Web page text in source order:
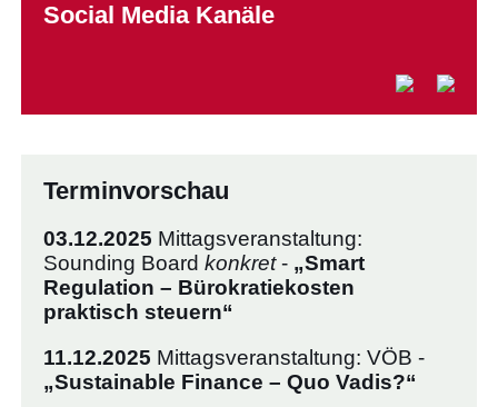
Social Media Kanäle
Terminvorschau
03.12.2025 Mittagsveranstaltung:
Sounding Board konkret- „Smart
Regulation – Bürokratiekosten
praktisch steuern“
11.12.2025 Mittagsveranstaltung: VÖB -
„Sustainable Finance – Quo Vadis?“